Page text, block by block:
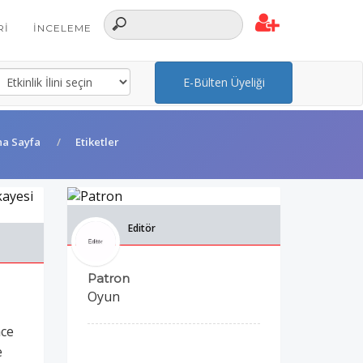
İNCELEME
E-Bülten Üyeliği
Sayfa Etiketler
Editör
Patron
Oyun